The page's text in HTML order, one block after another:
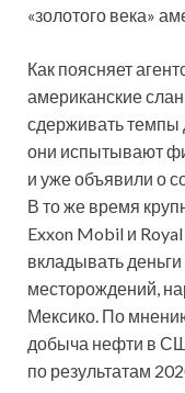
«золотого века»
Как поясняет
американские
сдерживать
они испытывают
и уже объявили о
В то же время
Exxon Mobil и
вкладывать
месторождений,
Мексико. По
добыча нефти в
по результатам